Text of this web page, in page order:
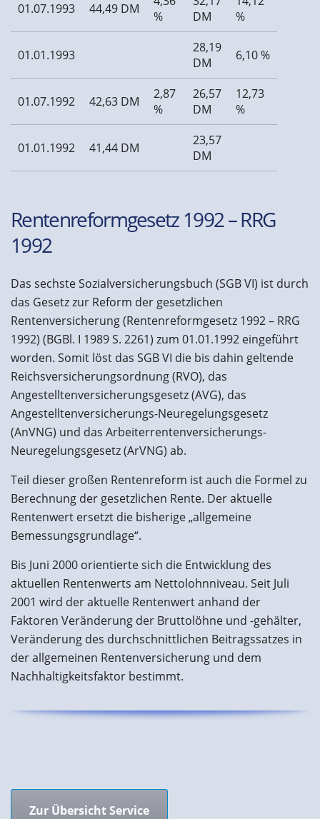
01.07.1993 44,49 DM
%
DM
%
01.01.1993
28,19
DM
6,10 %
01.07.1992 42,63 DM
2,87
%
26,57
DM
12,73
%
01.01.1992 41,44 DM
23,57
DM
Rentenreformgesetz 1992 – RRG
1992
Das sechste Sozialversicherungsbuch (SGB VI) ist durch
das Gesetz zur Reform der gesetzlichen
Rentenversicherung (Rentenreformgesetz 1992 – RRG
1992) (BGBl. I 1989 S. 2261) zum 01.01.1992 eingeführt
worden. Somit löst das SGB VI die bis dahin geltende
Reichsversicherungsordnung (RVO), das
Angestelltenversicherungsgesetz (AVG), das
Angestelltenversicherungs-Neuregelungsgesetz
(AnVNG) und das Arbeiterrentenversicherungs-
Neuregelungsgesetz (ArVNG) ab.
Teil dieser großen Rentenreform ist auch die Formel zu
Berechnung der gesetzlichen Rente. Der aktuelle
Rentenwert ersetzt die bisherige „allgemeine
Bemessungsgrundlage“.
Bis Juni 2000 orientierte sich die Entwicklung des
aktuellen Rentenwerts am Nettolohnniveau. Seit Juli
2001 wird der aktuelle Rentenwert anhand der
Faktoren Veränderung der Bruttolöhne und -gehälter,
Veränderung des durchschnittlichen Beitragssatzes in
der allgemeinen Rentenversicherung und dem
Nachhaltigkeitsfaktor bestimmt.
Zur Übersicht Service